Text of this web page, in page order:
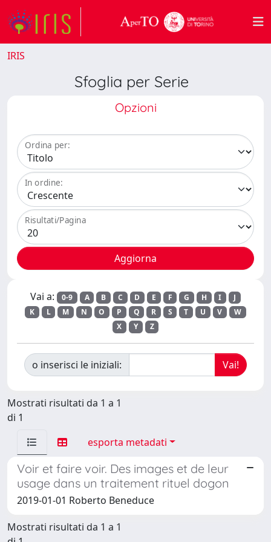
IRIS
Sfoglia per Serie
Opzioni
Ordina per:
In ordine:
Risultati/Pagina
Vai a: 0-9 A B C D E F G H I
J
K
L M N O P Q R S T U V
W
X
Y Z
o inserisci le iniziali:
Mostrati risultati da 1 a 1
di 1
esporta metadati
Voir et faire voir. Des images et de leur
usage dans un traitement rituel dogon
2019-01-01 Roberto Beneduce
Mostrati risultati da 1 a 1